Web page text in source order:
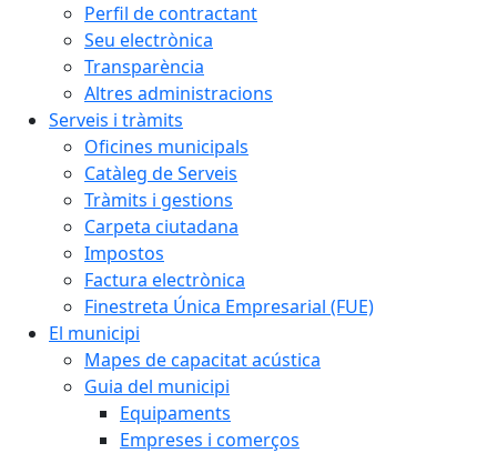
Perfil de contractant
Seu electrònica
Transparència
Altres administracions
Serveis i tràmits
Oficines municipals
Catàleg de Serveis
Tràmits i gestions
Carpeta ciutadana
Impostos
Factura electrònica
Finestreta Única Empresarial (FUE)
El municipi
Mapes de capacitat acústica
Guia del municipi
Equipaments
Empreses i comerços